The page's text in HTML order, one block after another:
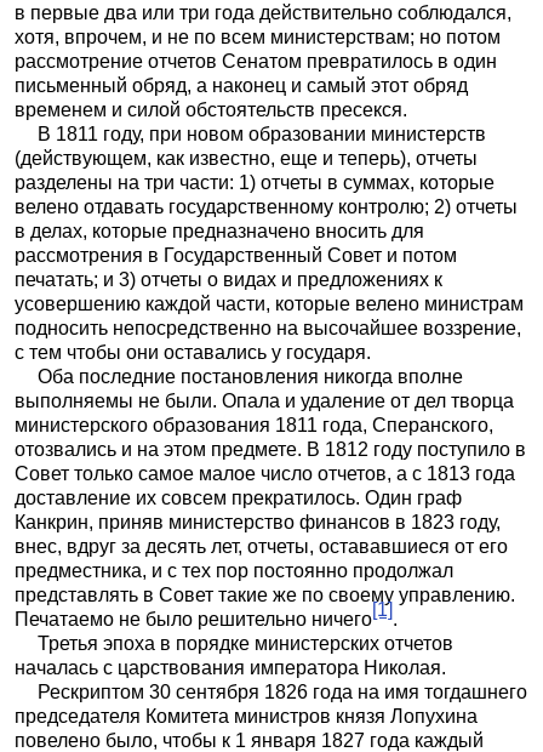
в первые два или три года действительно соблюдался,
хотя, впрочем, и не по всем министерствам; но потом
рассмотрение отчетов Сенатом превратилось в один
письменный обряд, а наконец и самый этот обряд
временем и силой обстоятельств пресекся.
В 1811 году, при новом образовании министерств
(действующем, как известно, еще и теперь), отчеты
разделены на три части: 1) отчеты в суммах, которые
велено отдавать государственному контролю; 2) отчеты
в делах, которые предназначено вносить для
рассмотрения в Государственный Совет и потом
печатать; и 3) отчеты о видах и предложениях к
усовершению каждой части, которые велено министрам
подносить непосредственно на высочайшее воззрение,
с тем чтобы они оставались у государя.
Оба последние постановления никогда вполне
выполняемы не были. Опала и удаление от дел творца
министерского образования 1811 года, Сперанского,
отозвались и на этом предмете. В 1812 году поступило в
Совет только самое малое число отчетов, а с 1813 года
доставление их совсем прекратилось. Один граф
Канкрин, приняв министерство финансов в 1823 году,
внес, вдруг за десять лет, отчеты, остававшиеся от его
предместника, и с тех пор постоянно продолжал
представлять в Совет такие же по своему управлению.
Печатаемо не было решительно ничего[1].
Третья эпоха в порядке министерских отчетов
началась с царствования императора Николая.
Рескриптом 30 сентября 1826 года на имя тогдашнего
председателя Комитета министров князя Лопухина
повелено было, чтобы к 1 января 1827 года каждый